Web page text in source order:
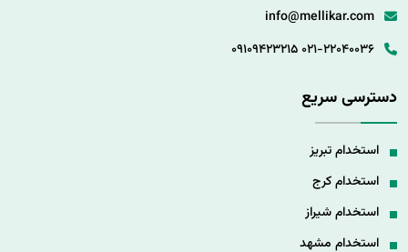
info@mellikar.com
021-22040036
09109423215
دسترسی سریع
استخدام تبریز
استخدام کرج
استخدام شیراز
استخدام مشهد